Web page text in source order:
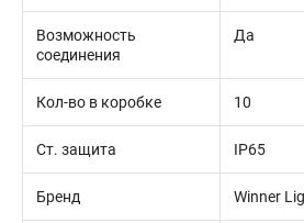
Возможность
соединения
Да
Кол-во в коробке 10
Ст. защита IP65
Бренд Winner